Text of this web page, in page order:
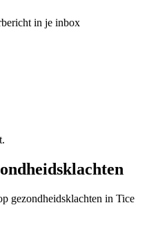
in je inbox
gezondheidsklachten in Tice